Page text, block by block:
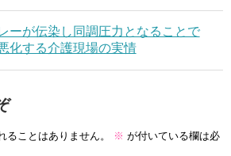
ーが伝染し同調圧力となることで
化する介護現場の実情
ることはありません。 ※ が付いている欄は必